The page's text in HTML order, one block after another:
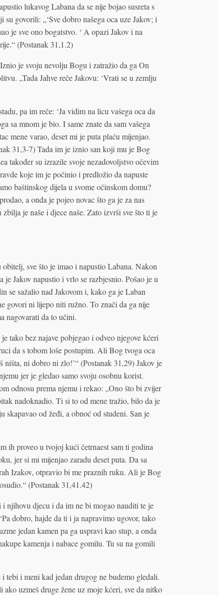
lukavog Labana da se nije bojao susreta s
govorili: „‘Sve dobro našega oca uze Jakov; i
je sve ono bogatstvo. ‘ A opazi Jakov i na
(Postanak 31,1.2)
je svoju nevolju Bogu i zatražio da ga On
„Tada Jahve reče Jakovu: ‘Vrati se u zemlju
pa im reče: ‘Ja vidim na licu vašega oca da
sa mnom je bio. I same znate da sam vašega
mene varao, deset mi je puta plaću mijenjao.
31,3-7) Tada im je iznio san koji mu je Bog
također su izrazile svoje nezadovoljstvo očevim
koje im je počinio i predložio da napuste
baštinskog dijela u svome očinskom domu?
a onda je pojeo novac što ga je za nas
je naše i djece naše. Zato izvrši sve što ti je
sve što je imao i napustio Labana. Nakon
Jakov napustio i vrlo se razbjesnio. Pošao je u
se sažalio nad Jakovom i, kako ga je Laban
govori ni lijepo niti ružno. To znači da ga nije
nagovarati da to učini.
tako bez najave pobjegao i odveo njegove kćeri
da s tobom loše postupim. Ali Bog tvoga oca
ništa, ni dobro ni zlo!’“ (Postanak 31,29) Jakov je
jer je gledao samo svoju osobnu korist.
odnosu prema njemu i rekao: „Ono što bi zvijer
nadoknadio. Ti si to od mene tražio, bilo da je
skapavao od žeđi, a obnoć od studeni. San je
ih proveo u tvojoj kući četrnaest sam ti godina
jer si mi mijenjao zaradu deset puta. Da sa
Izakov, otpravio bi me praznih ruku. Ali je Bog
(Postanak 31,41.42)
njihovu djecu i da im ne bi mogao nauditi te je
dobro, hajde da ti i ja napravimo ugovor, tako
jedan kamen pa ga uspravi kao stup, a onda
kamenja i nabace gomilu. Tu su na gomili
tebi i meni kad jedan drugog ne budemo gledali.
uzmeš druge žene uz moje kćeri, sve da nitko